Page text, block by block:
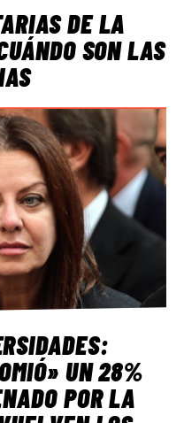
DE LA
SON LAS
UN 28%
POR LA